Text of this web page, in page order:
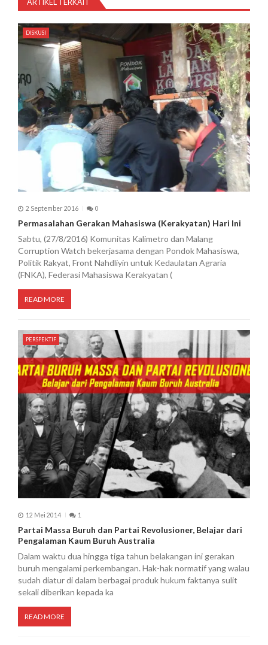
i
p
s
ARTIKEL TERKAIT
DISKUSI
2 September 2016 0
Permasalahan Gerakan Mahasiswa (Kerakyatan) Hari Ini
Sabtu, (27/8/2016) Komunitas Kalimetro dan Malang
Corruption Watch bekerjasama dengan Pondok Mahasiswa,
Politik Rakyat, Front Nahdliyin untuk Kedaulatan Agraria
(FNKA), Federasi Mahasiswa Kerakyatan (
READ MORE
PERSPEKTIF
12 Mei 2014 1
Partai Massa Buruh dan Partai Revolusioner, Belajar dari
Pengalaman Kaum Buruh Australia
Dalam waktu dua hingga tiga tahun belakangan ini gerakan
buruh mengalami perkembangan. Hak-hak normatif yang walau
sudah diatur di dalam berbagai produk hukum faktanya sulit
sekali diberikan kepada ka
READ MORE